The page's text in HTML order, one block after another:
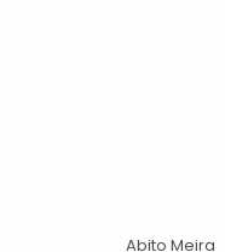
Abito Meira